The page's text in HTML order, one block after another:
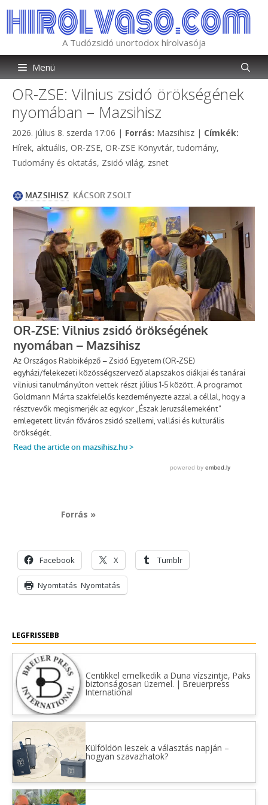
tartalomba
A Tudózsidó unortodox hírolvasója
Menü
OR-ZSE: Vilnius zsidó örökségének
nyomában – Mazsihisz
2026. július 8. szerda 17:06 | Forrás: Kategória
Mazsihisz | Címkék:
Hírek, aktuális, OR-ZSE, OR-ZSE Könyvtár,tudomány,
Tudomány és oktatás, Zsidó világ, zsnet
Forrás »
Facebook X Tumblr
Nyomtatás Nyomtatás
LEGFRISSEBB
Centikkel emelkedik a Duna vízszintje, Paks
biztonságosan üzemel. | Breuerpress
International
Külföldön leszek a választás napján –
hogyan szavazhatok?